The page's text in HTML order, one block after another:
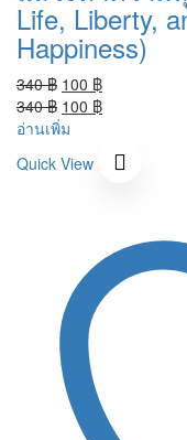
Life, Liberty,
Happiness)
340฿ Original
price
was:
100 ฿Current
price
340฿ Original
price
340 ฿.
100 ฿Current
100 ฿.
อ่านเพิ่ม
Quick View